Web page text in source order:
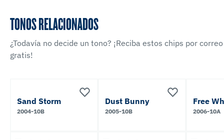
TONOS RELACIONADOS
¿Todavía no decide un tono? ¡Reciba estos chips por correo
gratis!
Sand Storm
2004-10B
Dust Bunny
2005-10B
Free
2006-10A